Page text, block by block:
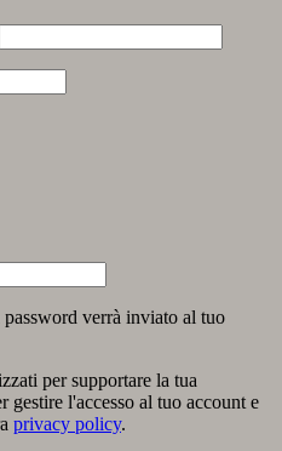
verrà inviato al tuo
per supportare la tua
gestire l'accesso al tuo account e
privacy policy.